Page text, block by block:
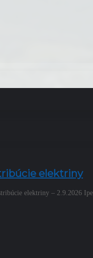
elektriny
elektriny – 2.9.2026